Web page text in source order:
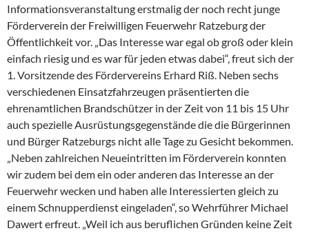
Informationsveranstaltung erstmalig der noch recht junge
Förderverein der Freiwilligen Feuerwehr Ratzeburg der
Öffentlichkeit vor. „Das Interesse war egal ob groß oder klein
einfach riesig und es war für jeden etwas dabei“, freut sich der
1. Vorsitzende des Fördervereins Erhard Riß. Neben sechs
verschiedenen Einsatzfahrzeugen präsentierten die
ehrenamtlichen Brandschützer in der Zeit von 11 bis 15 Uhr
auch spezielle Ausrüstungsgegenstände die die Bürgerinnen
und Bürger Ratzeburgs nicht alle Tage zu Gesicht bekommen.
„Neben zahlreichen Neueintritten im Förderverein konnten
wir zudem bei dem ein oder anderen das Interesse an der
Feuerwehr wecken und haben alle Interessierten gleich zu
einem Schnupperdienst eingeladen“, so Wehrführer Michael
Dawert erfreut. „Weil ich aus beruflichen Gründen keine Zeit